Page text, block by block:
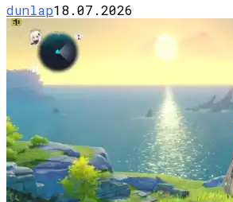
dunlap18.07.2026